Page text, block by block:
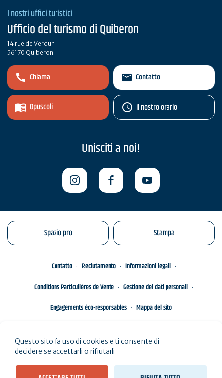
I nostri uffici turistici
Ufficio del turismo di Quiberon
14 rue de Verdun
56170 Quiberon
Chiama
Opuscoli
Contatto
Il nostro orario
Unisciti a noi!
Spazio pro Stampa
Contatto Reclutamento
Informazioni legali
Conditions Particulières de Vente
Gestione dei dati personali
Engagements éco-responsables
Mappa del sito
Questo sito fa uso di cookies e ti consente di
decidere se accettarli o rifiutarli